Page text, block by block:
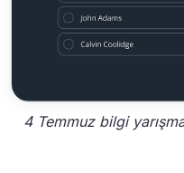
4 Temmuz bilgi